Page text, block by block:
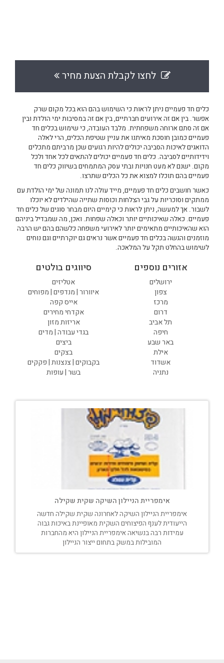
לחצו לקבלת הצעת מחיר
כלים חד פעמיים ניתן לראות כי השימוש בהם הוא בכל מקום שרק
אפשר. בין אם זה אירועים חברתיים, בין אם זה במסיבות ימי הולדת ובין
אם זה סתם ארוחה משפחתית. מלבד העובדה, כי שימוש בכלים חד
פעמיים כמובן חוסכת מאיתנו את עניין שטיפת הכלים, הרי לאלה
הדואגים לאיכות הסביבה יכולים להיות רגועים שכן מרביתם מתכלים
וידידותיים לסביבה. כלים חד פעמיים יכולים להתאים לכל אחד ולכל
מקום. ישנם לא מעט חנויות ובתי עסק המתמחים בשיווק כלים חד
פעמיים בהם תוכלו למצוא את כל הכלים שתרצו.
כאשר חושבים כלים חד פעמיים, מייד עולה לנו תמונה של ימי הולדת עם
ממתקים וסוכריות על גבי הצלחות וכוסות שתייה שהילדים לא יוכלו
לשבור. אך למעשה, ניתן לראות כי קימיים היום מבחר סוגים של כלים חד
פעמיים. כאלה שאיכותיים יותר וכאלה שפחות. ואכן, מה שמבדיל ביניהם
הוא שהאיכותיים מתאימים יותר לאירועי משפחה כלשהם בהם יש הרבה
מוזמנים והגשה בכלים חד פעמיים אשר נראים גם יוקרתיים וגם נוחים
לשימוש בהחלט תקל על המלאכה.
סיווגים בולטים
אטליזים
איוורור | מנדפים | מפוחים
אייס קפה
אקדחי מחירים
אריזות מזון
בגדי עבודה | מדים
ביצים
בצקים
בקבוקים | צנצנות | פקקים
בשר | עופות
אזורים נוספים
ירושלים
צפון
מרכז
דרום
תל אביב
חיפה
באר שבע
אילת
אשדוד
נתניה
אימפריית הניילון השיקה שקית שקילה
אימפריית הניילון השיקה לאחרונה שקית שקילה חדשה
הייעודית לענף הפיצוחים השקית מאופיינת באיכות גבוה
עמידות רבה בנשיאה אימפריית הניילון היא מהחברות
המובילות במשק בתחום ייצור הניילון